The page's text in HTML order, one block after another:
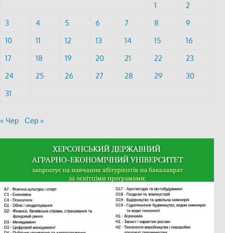
1
2
3
4 5 6 7 8
9
10
11 12 13 14 15
16
17
18 19 20 21 22
23
24
25 26 27 28 29
30
31
« Чер Сер »